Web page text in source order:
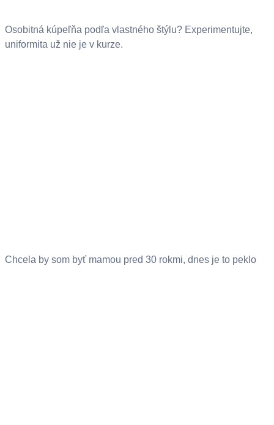
Osobitná kúpeľňa podľa vlastného štýlu? Experimentujte,
uniformita už nie je v kurze.
Chcela by som byť mamou pred 30 rokmi, dnes je to peklo